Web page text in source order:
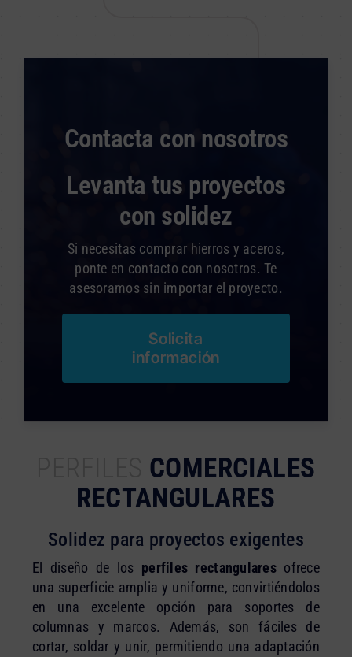
Contacta con nosotros
Levanta tus proyectos
con solidez
Si necesitas comprar hierros y aceros,
ponte en contacto con nosotros. Te
asesoramos sin importar el proyecto.
Solicita
información
COMERCIALES
RECTANGULARES
Solidez para proyectos exigentes
El diseño de los perfiles rectangulares ofrece
una superficie amplia y uniforme, convirtiéndolos
en una excelente opción para soportes de
columnas y marcos. Además, son fáciles de
cortar, soldar y unir, permitiendo una adaptación